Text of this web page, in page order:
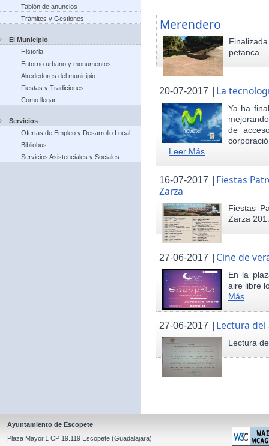
Tablón de anuncios
Trámites y Gestiones
El Municipio
Historia
Entorno urbano y monumentos
Alrededores del municipio
Fiestas y Tradiciones
Como llegar
Servicios
Ofertas de Empleo y Desarrollo Local
Bibliobus
Servicios Asistenciales y Sociales
Merendero
20-07-2017 | La
Ya ha
de
Leer Más
16-07-2017 | Fiestas
Zarza
Fiestas
Zarza
27-06-2017 | Cine de
En la
aire libre
Más
27-06-2017 | Lectura del
Lectura
Ayuntamiento de Escopete
Plaza Mayor,1 CP 19.119 Escopete (Guadalajara)